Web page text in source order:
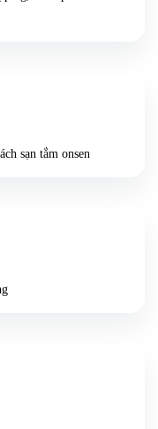
sạn tắm onsen